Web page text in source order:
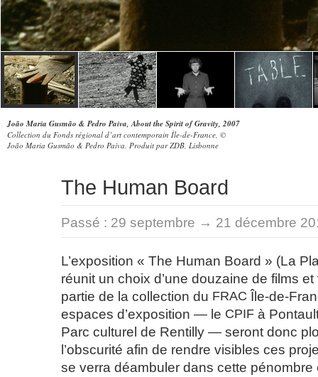
João Maria Gusmão & Pedro Paiva, About the Spirit of Gravity, 2007
Collection du Fonds régional d’art contemporain Île-de-France, ©
João Maria Gusmão & Pedro Paiva. Produit par ZDB, Lisbonne
The Human Board
Passé : 29 septembre → 21 décembre
L’exposition « The Human Board » (La
réunit un choix d’une douzaine de films
partie de la collection du FRAC Île-de-
espaces d’exposition — le CPIF à
Parc culturel de Rentilly — seront donc
l’obscurité afin de rendre visibles ces
se verra déambuler dans cette pénombre